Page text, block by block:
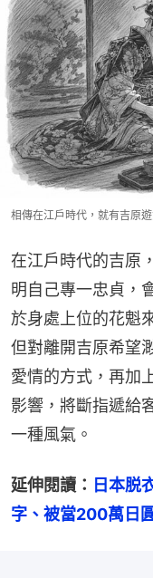
相傳在江戶時代，就有吉原
在江戶時代的吉原
明自己專一忠貞，
於身處上位的花魁
但對離開吉原希望
愛情的方式，再加
影響，將斷指遞給
一種風氣。
延伸閱讀： 日本脱
字、被當200萬日